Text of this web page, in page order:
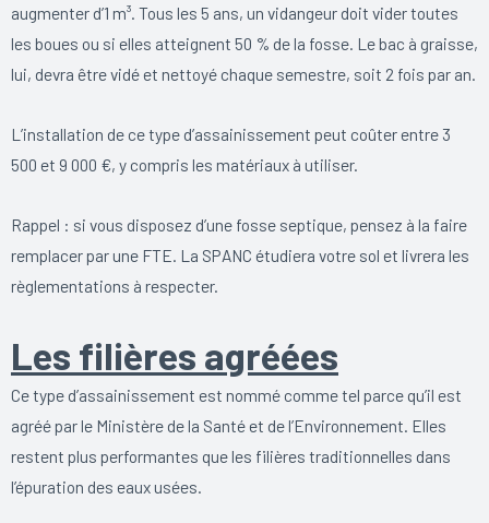
augmenter d’1 m³. Tous les 5 ans, un vidangeur doit vider toutes
les boues ou si elles atteignent 50 % de la fosse. Le bac à graisse,
lui, devra être vidé et nettoyé chaque semestre, soit 2 fois par an.
L’installation de ce type d’assainissement peut coûter entre 3
500 et 9 000 €, y compris les matériaux à utiliser.
Rappel : si vous disposez d’une fosse septique, pensez à la faire
remplacer par une FTE. La SPANC étudiera votre sol et livrera les
règlementations à respecter.
Les filières agréées
Ce type d’assainissement est nommé comme tel parce qu’il est
agréé par le Ministère de la Santé et de l’Environnement. Elles
restent plus performantes que les filières traditionnelles dans
l’épuration des eaux usées.